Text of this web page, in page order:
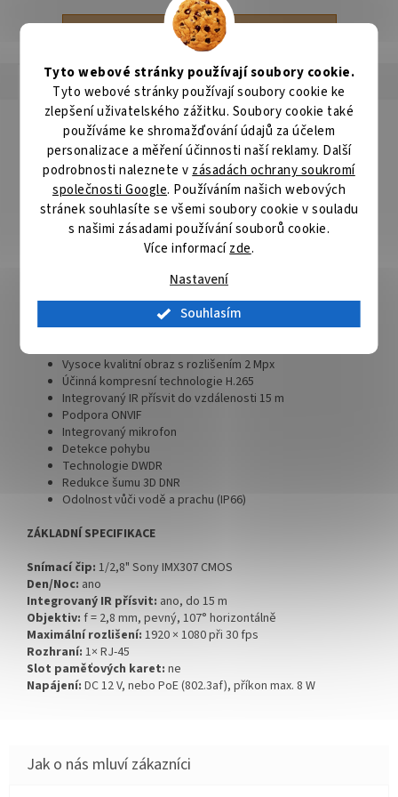
Tyto webové stránky používají soubory cookie.
Tyto webové stránky používají soubory cookie ke
zlepšení uživatelského zážitku. Soubory cookie také
používáme ke shromažďování údajů za účelem
personalizace a měření účinnosti naší reklamy. Další
podrobnosti naleznete v zásadách ochrany soukromí
společnosti Google. Používáním našich webových
stránek souhlasíte se všemi soubory cookie v souladu
s našimi zásadami používání souborů cookie.
Více informacízde.
Nastavení
Souhlasím
ZOBRAZIT VŠECHNY SOUVISEJÍCÍ PRODUKTY
Popis Podobné (2) Hodnocení Diskuze
Detailní popis produktu
Airlive MD-215-2.8
2megapixelová IP kamera typu domenabízí snímač1/2,8" Sony
IMX307 CMOSs rozlišením 1920 × 1080obrazových bodů a
podporu technologieDWDR. V případě zhoršených světelných
podmínek či tmy je přítomen IR přísvit do vzdálenostiaž 15 m
Připojení lze jednoduše realizovat drátově pomocí
24 hodin denně, 7 dní v týdnu
smartphone. Kamera navíc disponuje zabudovaným
. Díky voděodolnosti dleIP66
venkovní možnost použití.
Vysoce kvalitní obraz s rozlišením 2 Mpx
Účinná kompresní technologie H.265
Integrovaný IR přísvit do vzdálenosti 15 m
Podpora ONVIF
Integrovaný mikrofon
Detekce pohybu
Technologie DWDR
Redukce šumu 3D DNR
Odolnost vůči vodě a prachu (IP66)
ZÁKLADNÍ SPECIFIKACE
Snímací čip: 1/2,8" Sony IMX307 CMOS
Den/Noc: ano
Integrovaný IR přísvit: ano, do 15 m
Objektiv: f = 2,8 mm, pevný, 107° horizontálně
Maximální rozlišení: 1920 × 1080 při 30 fps
Rozhraní: 1× RJ-45
Slot paměťových karet: ne
Napájení: DC 12 V, nebo PoE (802.3af), příkon max. 8 W